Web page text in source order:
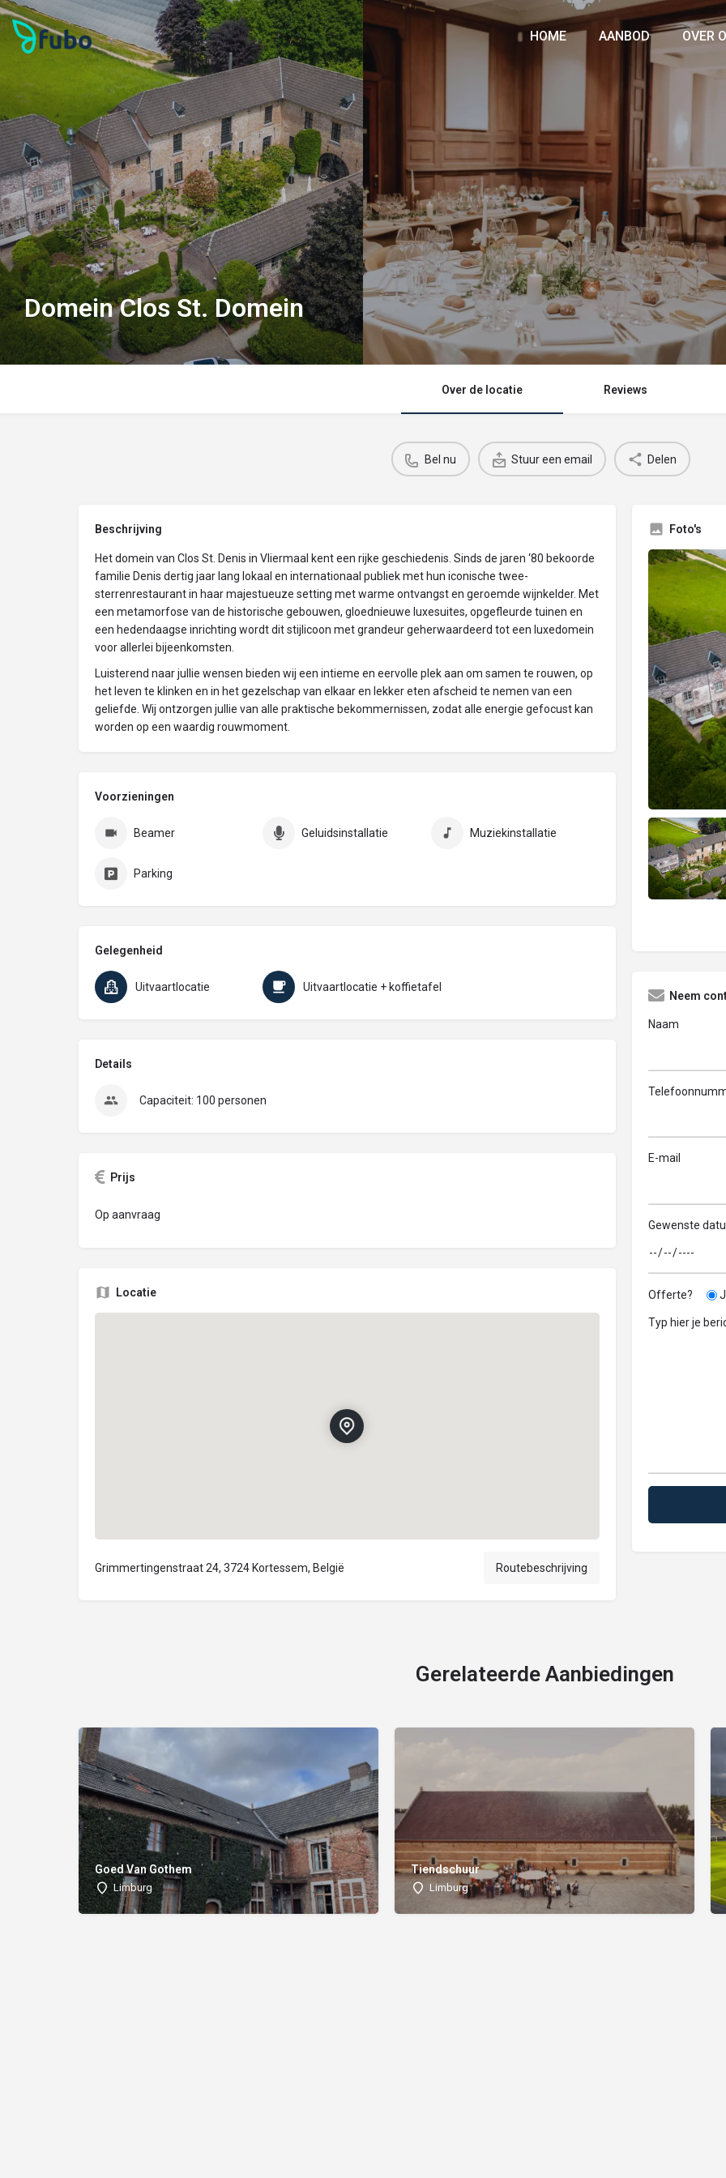
HOME AANBOD OVER
Domein Clos St. Domein
Over de locatie Reviews
Bel nu Stuur een email Delen
Beschrijving
Het domein van Clos St. Denis in Vliermaal kent een rijke geschiedenis. Sinds de jaren ‘80 bekoorde
familie Denis dertig jaar lang lokaal en internationaal publiek met hun iconische twee-
sterrenrestaurant in haar majestueuze setting met warme ontvangst en geroemde wijnkelder. Met
een metamorfose van de historische gebouwen, gloednieuwe luxesuites, opgefleurde tuinen en
een hedendaagse inrichting wordt dit stijlicoon met grandeur geherwaardeerd tot een luxedomein
voor allerlei bijeenkomsten.
Luisterend naar jullie wensen bieden wij een intieme en eervolle plek aan om samen te rouwen, op
het leven te klinken en in het gezelschap van elkaar en lekker eten afscheid te nemen van een
geliefde. Wij ontzorgen jullie van alle praktische bekommernissen, zodat alle energie gefocust kan
worden op een waardig rouwmoment.
Voorzieningen
Beamer Geluidsinstallatie Muziekinstallatie
Parking
Gelegenheid
Uitvaartlocatie Uitvaartlocatie + koffietafel
Details
Capaciteit: 100 personen
Prijs
Op aanvraag
Locatie
Grimmertingenstraat 24, 3724 Kortessem, België Routebeschrijving
Foto's
Neem
Naam
E-mail
Gewenste
Offerte?
Gerelateerde Aanbiedingen
Goed Van Gothem
Limburg
Tiendschuur
Limburg